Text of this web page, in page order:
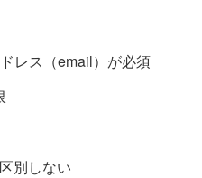
レス（email）が必須
別しない